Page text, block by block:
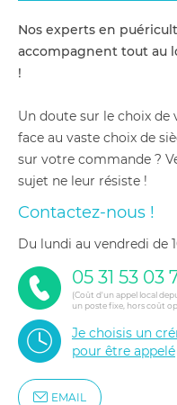
Nos experts en
accompagnent tout au
!
Un doute sur le choix
face au vaste choix de
sur votre commande ?
sujet ne leur résiste !
Contactez-nous !
du lundi au vendredi de
05 31 53 03
(Coût d'un appel local
un poste fixe, hors coût
Je choisis un
pour être appelé
EMAIL